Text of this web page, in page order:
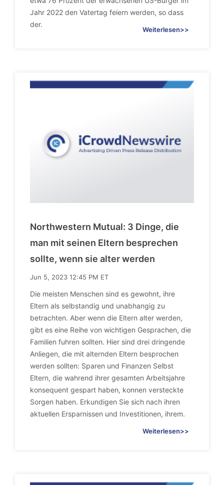
Jahr 2022 den Vatertag feiern werden, so dass
der.
Weiterlesen>>
Northwestern Mutual: 3 Dinge, die
man mit seinen Eltern besprechen
sollte, wenn sie alter werden
Jun 5, 2023 12:45 PM ET
Die meisten Menschen sind es gewohnt, ihre
Eltern als selbstandig und unabhangig zu
betrachten. Aber wenn die Eltern alter werden,
gibt es eine Reihe von wichtigen Gesprachen, die
Familien fuhren sollten. Hier sind drei dringende
Anliegen, die mit alternden Eltern besprochen
werden sollten: Sparen und Finanzen Selbst
Eltern, die wahrend ihrer gesamten Arbeitsjahre
konsequent gespart haben, konnen versteckte
Sorgen haben. Erkundigen Sie sich nach ihren
aktuellen Ersparnissen und Investitionen, ihrem.
Weiterlesen>>